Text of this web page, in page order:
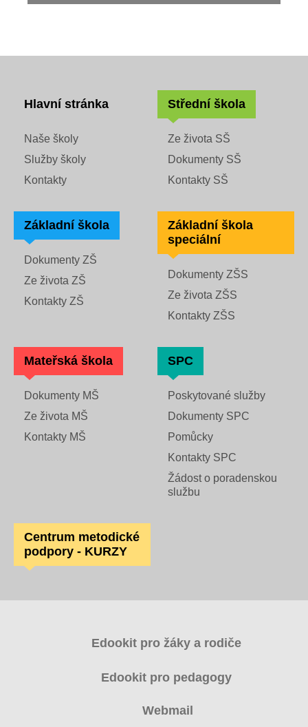
Hlavní stránka
Naše školy
Služby školy
Kontakty
Střední škola
Ze života SŠ
Dokumenty SŠ
Kontakty SŠ
Základní škola
Dokumenty ZŠ
Ze života ZŠ
Kontakty ZŠ
Základní škola
speciální
Dokumenty ZŠS
Ze života ZŠS
Kontakty ZŠS
Mateřská škola
Dokumenty MŠ
Ze života MŠ
Kontakty MŠ
SPC
Poskytované služby
Dokumenty SPC
Pomůcky
Kontakty SPC
Žádost o poradenskou
službu
Centrum metodické
podpory - KURZY
Edookit pro žáky a rodiče
Edookit pro pedagogy
Webmail